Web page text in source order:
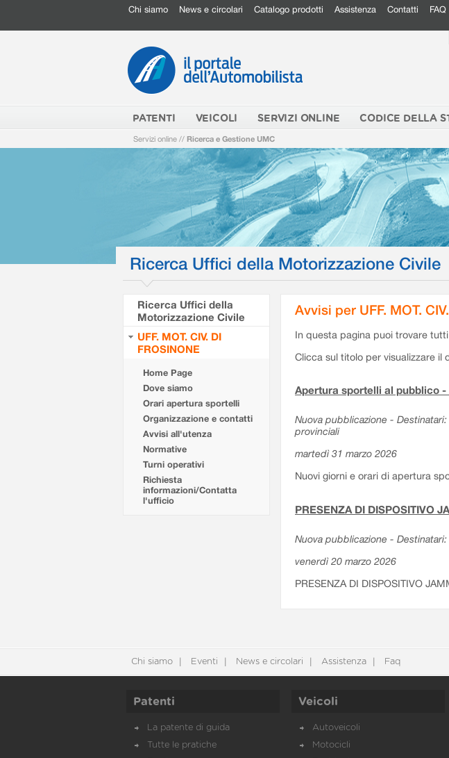
Chi siamo News e circolari Catalogo prodotti Assistenza Contatti FAQ
PATENTI VEICOLI SERVIZI ONLINE CODICE DELLA
Servizi online // Ricerca e Gestione UMC
Ricerca Uffici della Motorizzazione Civile
Ricerca Uffici della
Motorizzazione Civile
UFF. MOT. CIV. DI
FROSINONE
Home Page
Dove siamo
Orari apertura sportelli
Organizzazione e contatti
Avvisi all'utenza
Normative
Turni operativi
Richiesta
informazioni/Contatta
l'ufficio
Avvisi per UFF. MOT.
In questa pagina puoi trovare
Clicca sul titolo per visualizzare il
Apertura sportelli al pubblico -
Nuova pubblicazione -
provinciali
martedì 31 marzo 2026
Nuovi giorni e orari di apertura
PRESENZA DI DISPOSITIVO
Nuova pubblicazione -
venerdì 20 marzo 2026
PRESENZA DI DISPOSITIVO
Chi siamo Eventi News e circolari Assistenza Faq
Patenti
La patente di guida
Tutte le pratiche
Veicoli
Autoveicoli
Motocicli